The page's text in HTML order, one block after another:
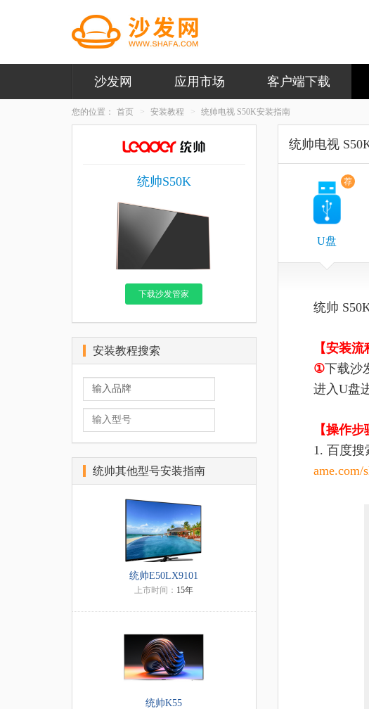
沙发网 应用市场 客户端下载
您的位置： 首页 安装教程 统帅电视 S50K安装指南
统帅电视
荐
U盘
统帅
【安装流
①下载沙
进入U盘
【操作步
1. 百度搜
ame.com/
统帅S50K
下载沙发管家
安装教程搜索
统帅其他型号安装指南
统帅E50LX9101
上市时间： 15年
统帅K55